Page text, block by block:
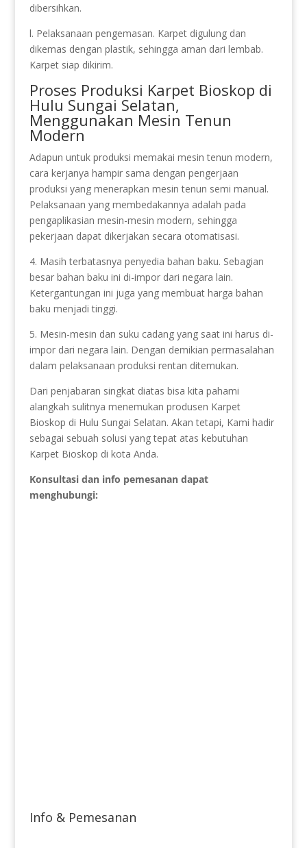
dibersihkan.
l. Pelaksanaan pengemasan. Karpet digulung dan
dikemas dengan plastik, sehingga aman dari lembab.
Karpet siap dikirim.
Proses Produksi Karpet Bioskop di
Hulu Sungai Selatan,
Menggunakan Mesin Tenun
Modern
Adapun untuk produksi memakai mesin tenun modern,
cara kerjanya hampir sama dengan pengerjaan
produksi yang menerapkan mesin tenun semi manual.
Pelaksanaan yang membedakannya adalah pada
pengaplikasian mesin-mesin modern, sehingga
pekerjaan dapat dikerjakan secara otomatisasi.
4. Masih terbatasnya penyedia bahan baku. Sebagian
besar bahan baku ini di-impor dari negara lain.
Ketergantungan ini juga yang membuat harga bahan
baku menjadi tinggi.
5. Mesin-mesin dan suku cadang yang saat ini harus di-
impor dari negara lain. Dengan demikian permasalahan
dalam pelaksanaan produksi rentan ditemukan.
Dari penjabaran singkat diatas bisa kita pahami
alangkah sulitnya menemukan produsen Karpet
Bioskop di Hulu Sungai Selatan. Akan tetapi, Kami hadir
sebagai sebuah solusi yang tepat atas kebutuhan
Karpet Bioskop di kota Anda.
Konsultasi dan info pemesanan dapat
menghubungi:
Info & Pemesanan